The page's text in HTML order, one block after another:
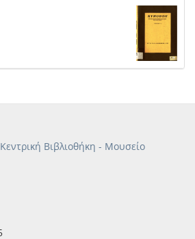
1882)
(1802-1872)
(1803-1863)
Βιβλιοθήκη - Μουσείο